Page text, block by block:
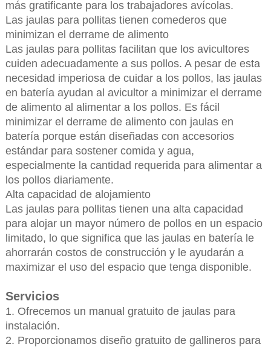
más gratificante para los trabajadores avícolas.
Las jaulas para pollitas tienen comederos que
minimizan el derrame de alimento
Las jaulas para pollitas facilitan que los avicultores
cuiden adecuadamente a sus pollos. A pesar de esta
necesidad imperiosa de cuidar a los pollos, las jaulas
en batería ayudan al avicultor a minimizar el derrame
de alimento al alimentar a los pollos. Es fácil
minimizar el derrame de alimento con jaulas en
batería porque están diseñadas con accesorios
estándar para sostener comida y agua,
especialmente la cantidad requerida para alimentar a
los pollos diariamente.
Alta capacidad de alojamiento
Las jaulas para pollitas tienen una alta capacidad
para alojar un mayor número de pollos en un espacio
limitado, lo que significa que las jaulas en batería le
ahorrarán costos de construcción y le ayudarán a
maximizar el uso del espacio que tenga disponible.
Servicios
1. Ofrecemos un manual gratuito de jaulas para
instalación.
2. Proporcionamos diseño gratuito de gallineros para